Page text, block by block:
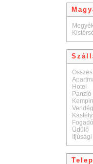
Hotel
Panzió
Fogadó
Üdülő